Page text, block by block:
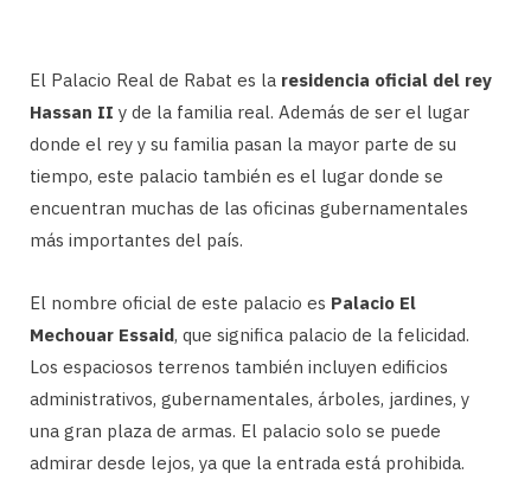
El Palacio Real de Rabat es la residencia oficial del rey
Hassan II y de la familia real. Además de ser el lugar
donde el rey y su familia pasan la mayor parte de su
tiempo, este palacio también es el lugar donde se
encuentran muchas de las oficinas gubernamentales
más importantes del país.
El nombre oficial de este palacio es Palacio El
Mechouar Essaid, que significa palacio de la felicidad.
Los espaciosos terrenos también incluyen edificios
administrativos, gubernamentales, árboles, jardines, y
una gran plaza de armas. El palacio solo se puede
admirar desde lejos, ya que la entrada está prohibida.